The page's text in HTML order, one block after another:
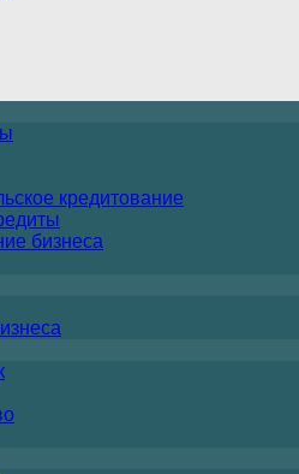
кредитование
бизнеса